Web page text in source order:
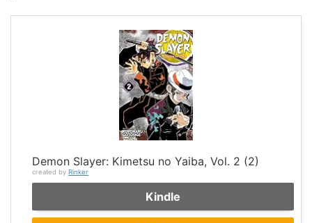
Demon Slayer: Kimetsu no Yaiba, Vol. 2 (2)
created by Rinker
Kindle